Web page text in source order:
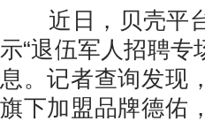
近日，贝壳平台
示“退伍军人招聘专
息。记者查询发现
旗下加盟品牌德佑